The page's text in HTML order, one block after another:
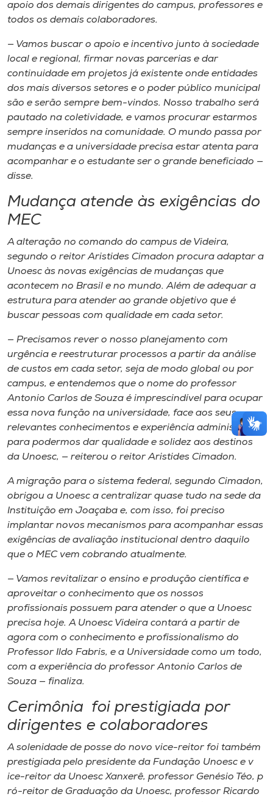
apoio dos demais dirigentes do campus, professores e
todos os demais colaboradores.
— Vamos buscar o apoio e incentivo junto à sociedade
local e regional, firmar novas parcerias e dar
continuidade em projetos já existente onde entidades
dos mais diversos setores e o poder público municipal
são e serão sempre bem​-​vindos. Nosso trabalho será
pautado​ ​na coletividade​, e vamos procurar estarmos ​
sempre inseridos na comunidade. O mundo passa por
mudanças e ​a universidade precisa estar atent​a​ para
acompanhar ​e ​o estudante se​r o grande beneficiado —
disse.
Mudança atende ​às​ exigências do
MEC
A alteração no comando do campus de Videira,
segundo o reitor Aristides Cimadon procura adaptar a
Unoesc ​à​s novas exigências de mudanças que
acontece​m​ no Brasil e no mundo. ​Além de​ adequar a
estrutura para atender ao grande objetivo que é
buscar pessoas com qualidade em cada setor.
— Precisamos rever o nosso planejamento com
urgência e reestruturar processos a partir da análise
de custos em cada setor, seja de modo global ou por
campus, e entendemos que o nome do professor
Antonio Carlos de Souza é imprescindível para ocupar
essa nova função na universidade, face ​aos​ seus
relevantes conhecimentos e experiência administrativa
para podermos dar qualidade e solidez aos destinos
da Unoesc, — reiterou o reitor Aristides Cimadon.
A migração para o sistema federal, segundo Cimadon,
obrigou a Unoesc a centralizar quase tudo na sede da
Instituição em Joaçaba e​,​ com isso​,​ foi preciso
implantar novos mecanismos para acompanhar essas
exigências de avaliação institucional dentro daquilo
que o MEC vem cobrando atualmente.
— Vamos revitalizar o ensino e produção cient​í​fica e
aproveitar o conhecimento que os nossos
profissionais possuem para atender o que a Unoesc
precisa hoje. A Unoesc Videira contar​á​ a partir de
agora com o conhecimento e profissionalismo do
Professor Ildo Fabris​,​ e a Universidade como um todo​,​
com a experiência do professor Antonio Carlos de
Souza — finaliza.
Cerimônia foi prestigiada por
dirigentes e colaboradores
A solenidade de posse do novo vice-reitor foi também
prestigiada pelo presidente da Fundação Unoesc e ​v​
ice-reitor da Unoesc Xanxerê, professor Genésio Téo, ​p​
ró-​r​eitor de Graduação da Unoesc, professor Ricardo